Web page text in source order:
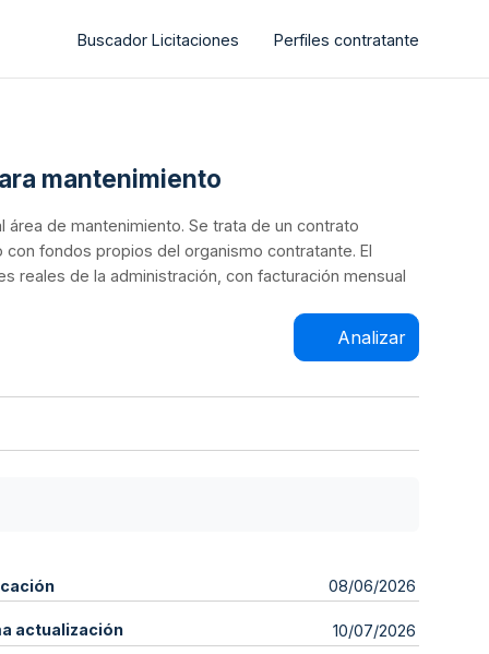
Buscador Licitaciones Perfiles contratante
mantenimiento
de mantenimiento. Se trata de un contrato
fondos propios del organismo contratante. El
reales de la administración, con facturación mensual
Analizar
08/06/2026
actualización 10/07/2026